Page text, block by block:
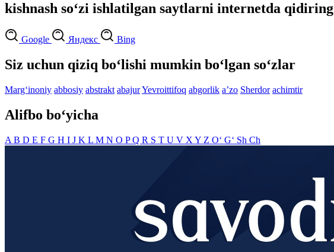
kishnash so‘zi ishlatilgan saytlarni internetda qidiring
Google Яндекс Bing
Siz uchun qiziq bo‘lishi mumkin bo‘lgan so‘zlar
Marg‘inoniy abbosiy abstrakt abajurYevroittifoq abgorlik aʼzo Sherdor achimtir
Alifbo bo‘yicha
A B D E F G H I J K L M N O PQ R S T U V X Y Z O‘ G‘ Sh Ch